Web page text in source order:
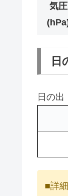
気圧
日
日の出
■詳